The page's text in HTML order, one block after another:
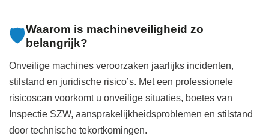
🛡️Waarom is machineveiligheid zo
belangrijk?
Onveilige machines veroorzaken jaarlijks incidenten,
stilstand en juridische risico’s. Met een professionele
risicoscan voorkomt u onveilige situaties, boetes van
Inspectie SZW, aansprakelijkheidsproblemen en stilstand
door technische tekortkomingen.